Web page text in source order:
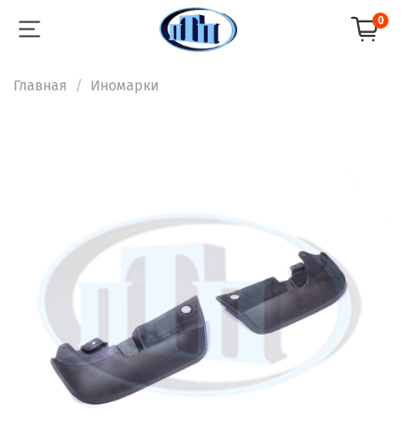
0
Главная Иномарки